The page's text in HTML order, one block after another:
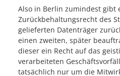
Also in Berlin zumindest gibt
Zurückbehaltungsrecht des
gelieferten Datenträger
einen zweiten, später
dieser ein Recht auf das
verarbeiteten
tatsächlich nur um die